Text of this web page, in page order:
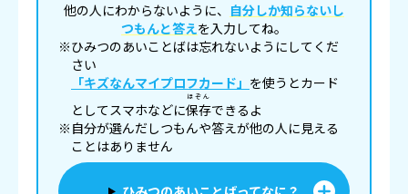
他の人にわからないように、 自分しか知らないし
つもんと答えを入力してね。
※ひみつのあいことばは忘れないようにしてくだ
さい
「キズなんマイプロフカード」 を使うとカード
としてスマホなどに保存
ほぞん
できるよ
※自分が選んだしつもんや答えが他の人に見える
ことはありません